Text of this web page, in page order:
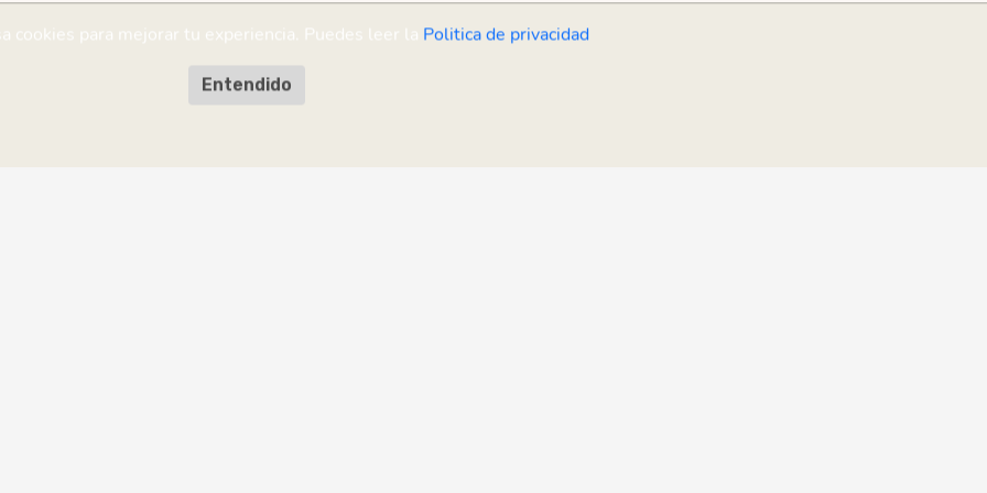
cookies para mejorar tu experiencia. Puedes leer la Politica de privacidad
Entendido